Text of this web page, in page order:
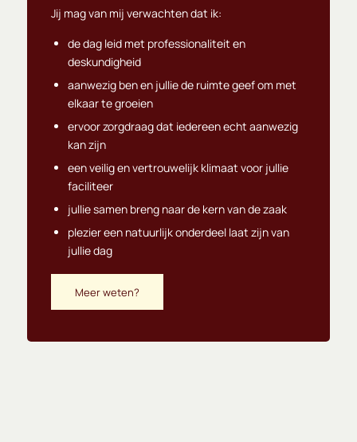
Jij mag van mij verwachten dat ik:
de dag leid met professionaliteit en
deskundigheid
aanwezig ben en jullie de ruimte geef om met
elkaar te groeien
ervoor zorgdraag dat iedereen echt aanwezig
kan zijn
een veilig en vertrouwelijk klimaat voor jullie
faciliteer
jullie samen breng naar de kern van de zaak
plezier een natuurlijk onderdeel laat zijn van
jullie dag
Meer weten?